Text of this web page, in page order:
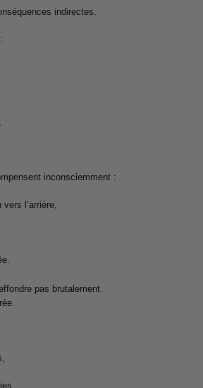
indirectes.
inconsciemment :
l’arrière,
pas brutalement.